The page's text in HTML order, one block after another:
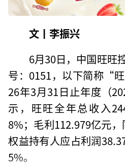
文丨李振兴
6月30日，中国旺旺
号：0151，以下简称“
26年3月31日止年度（
示，旺旺全年总收入
8%；毛利112.979亿元
权益持有人应占利润
5%。